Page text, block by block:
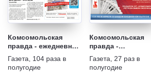
Комсомольская
правда - ежедневная
газета
Газета
104 раза в
полугодие
Комсомольская
правда -
Еженедельник с
"Телепрограммой"
Газета
27 раз в
полугодие